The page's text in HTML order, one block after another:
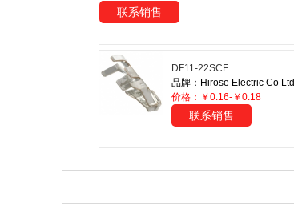
联系销售
DF11-22SCF
品牌：Hirose Electric Co Ltd
价格：￥0.16-￥0.18
联系销售